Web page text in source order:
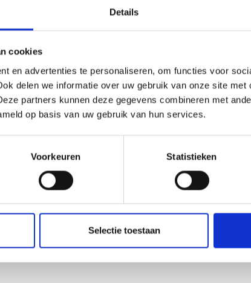
Details
cookies
en advertenties te personaliseren, om functies voor
delen we informatie over uw gebruik van onze site met
partners kunnen deze gegevens combineren met
op basis van uw gebruik van hun services.
Voorkeuren Statistieken
Selectie toestaan